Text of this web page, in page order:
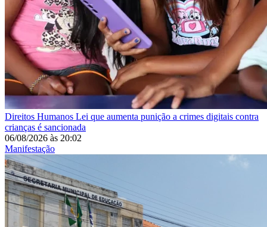
Direitos Humanos Lei que aumenta punição a crimes digitais contra
crianças é sancionada
06/08/2026 às 20:02
Manifestação